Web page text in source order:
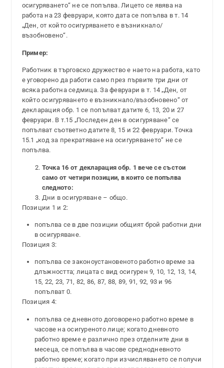
осигуряването“ не се попълва. Лицето се явява на
работа на 23 февруари, която дата се попълва в т. 14
„Ден, от който осигуряването е възникнало/
възобновено“.
Пример:
Работник в търговско дружество е наето на работа, като
е уговорено да работи само през първите три дни от
всяка работна седмица. За февруари в т. 14 „Ден, от
който осигуряването е възникнало/възобновено“ от
декларация обр. 1 се попълват датите 6, 13, 20 и 27
февруари. В т.15 „Последен ден в осигуряване“ се
попълват съответно датите 8, 15 и 22 февруари. Точка
15.1 „код за прекратяване на осигуряването“ не се
попълва.
Точка 16 от декларация обр. 1 вече се състои
само от четири позиции, в които се попълва
следното:
Дни в осигуряване – общо.
Позиции 1 и 2:
попълва се в две позиции общият брой работни дни
в осигуряване.
Позиция 3:
попълва се законоустановеното работно време за
длъжността; лицата с вид осигурен 9, 10, 12, 13, 14,
15, 22, 23, 71, 82, 86, 87, 88, 89, 91, 92, 93 и 96
попълват 0.
Позиция 4:
попълва се дневното договорено работно време в
часове на осигуреното лице; когато дневното
работно време е различно през отделните дни в
месеца, се попълва в часове среднодневното
работно време; когато при изчисляването се получи